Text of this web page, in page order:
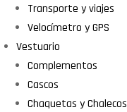
Transporte y viajes
Velocímetro y GPS
Vestuario
Complementos
Cascos
Chaquetas y Chalecos